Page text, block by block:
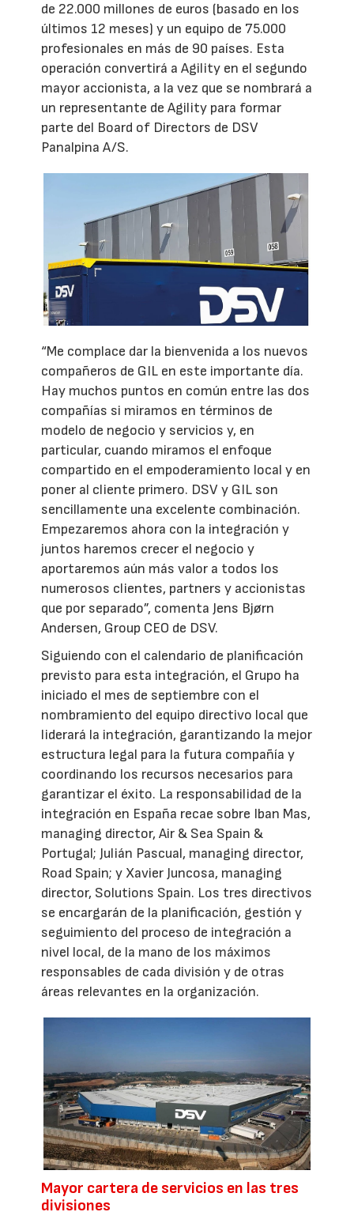
de 22.000 millones de euros (basado en los
últimos 12 meses) y un equipo de 75.000
profesionales en más de 90 países. Esta
operación convertirá a Agility en el segundo
mayor accionista, a la vez que se nombrará a
un representante de Agility para formar
parte del Board of Directors de DSV
Panalpina A/S.
“Me complace dar la bienvenida a los nuevos
compañeros de GIL en este importante día.
Hay muchos puntos en común entre las dos
compañías si miramos en términos de
modelo de negocio y servicios y, en
particular, cuando miramos el enfoque
compartido en el empoderamiento local y en
poner al cliente primero. DSV y GIL son
sencillamente una excelente combinación.
Empezaremos ahora con la integración y
juntos haremos crecer el negocio y
aportaremos aún más valor a todos los
numerosos clientes, partners y accionistas
que por separado”, comenta Jens Bjørn
Andersen, Group CEO de DSV.
Siguiendo con el calendario de planificación
previsto para esta integración, el Grupo ha
iniciado el mes de septiembre con el
nombramiento del equipo directivo local que
liderará la integración, garantizando la mejor
estructura legal para la futura compañía y
coordinando los recursos necesarios para
garantizar el éxito. La responsabilidad de la
integración en España recae sobre Iban Mas,
managing director, Air & Sea Spain &
Portugal; Julián Pascual, managing director,
Road Spain; y Xavier Juncosa, managing
director, Solutions Spain. Los tres directivos
se encargarán de la planificación, gestión y
seguimiento del proceso de integración a
nivel local, de la mano de los máximos
responsables de cada división y de otras
áreas relevantes en la organización.
Mayor cartera de servicios en las tres
divisiones